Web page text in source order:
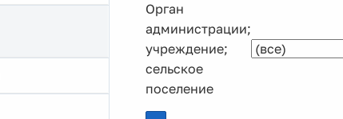
Орган
администрации;
учреждение;
сельское
поселение